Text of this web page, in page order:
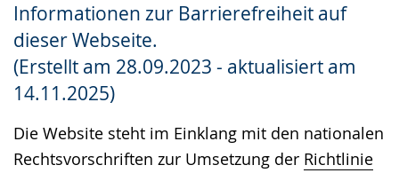
Informationen zur Barrierefreiheit auf
dieser Webseite.
(Erstellt am 28.09.2023 - aktualisiert am
14.11.2025)
Die Website steht im Einklang mit den nationalen
Rechtsvorschriften zur Umsetzung der Richtlinie
wechseln.
Deutscher
Gebärdensprache
wird
angezeigt.